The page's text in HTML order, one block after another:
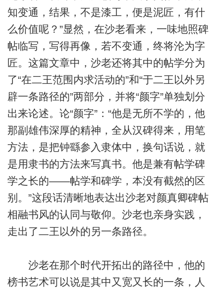
知变通，结果，不是漆工，便是泥匠，有什
么价值呢？”显然，在沙老看来，一味地照碑
帖临写，写得再像，若不变通，终将沦为字
匠。这篇文章中，沙老还将其中的帖学分为
了“在二王范围内求活动的”和“于二王以外另
辟一条路径的”两部分，并将“颜字”单独划分
出来论述。论“颜字”：“他是无所不学的，他
那副雄伟深厚的精神，全从汉碑得来，用笔
方法，是把钟繇参入隶体中，换句话说，就
是用隶书的方法来写真书。他是兼有帖学碑
学之长的——帖学和碑学，本没有截然的区
别。”这段话清晰地表达出沙老对颜真卿碑帖
相融书风的认同与敬仰。沙老也亲身实践，
走出了二王以外的另一条路径。
沙老在那个时代开拓出的路径中，他的
榜书艺术可以说是其中又宽又长的一条，人